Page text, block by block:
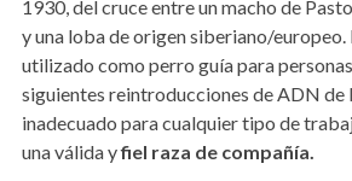
1930, del cruce entre un macho de
y una loba de origen siberiano/
utilizado como perro guía para
siguientes reintroducciones de ADN de
inadecuado para cualquier tipo de
una válida yfiel raza de compañía.